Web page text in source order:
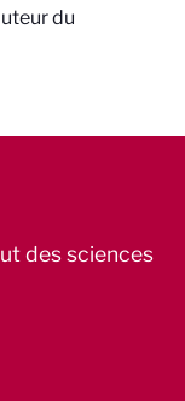
du
des sciences